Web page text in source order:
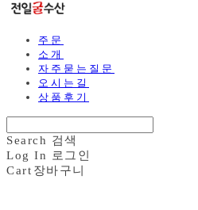
주문
소개
자주묻는질문
오시는길
상품후기
Search 검색
Log In
로그인
Cart 장바구니